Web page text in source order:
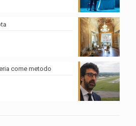
come metodo